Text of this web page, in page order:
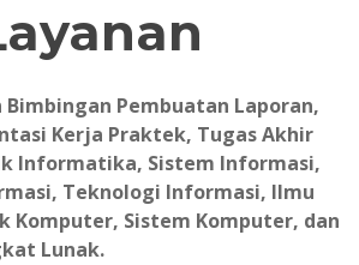
Bimbingan Pembuatan Laporan,
Kerja Praktek, Tugas Akhir
Informatika, Sistem Informasi,
Teknologi Informasi, Ilmu
Komputer, Sistem Komputer, dan
Lunak.